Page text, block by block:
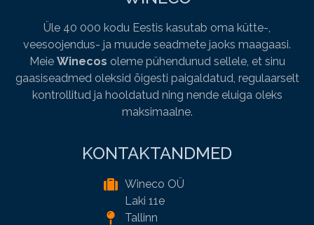
Üle 40 000 kodu Eestis kasutab oma kütte-,
veesoojendus- ja muude seadmete jaoks maagaasi.
Meie Winecos oleme pühendunud sellele, et sinu
gaasiseadmed oleksid õigesti paigaldatud, regulaarselt
kontrollitud ja hooldatud ning nende eluiga oleks
maksimaalne.
KONTAKTANDMED
Wineco OÜ
Laki 11e
Tallinn